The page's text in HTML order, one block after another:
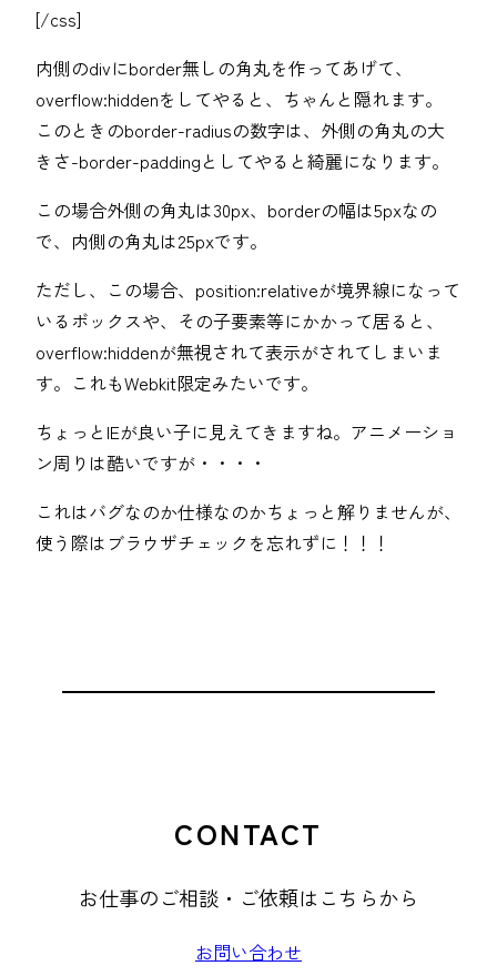
[/css]
内側のdivにborder無しの角丸を作ってあげて、
overflow:hiddenをしてやると、ちゃんと隠れます。
このときのborder-radiusの数字は、外側の角丸の大
きさ-border-paddingとしてやると綺麗になります。
この場合外側の角丸は30px、borderの幅は5pxなの
で、内側の角丸は25pxです。
ただし、この場合、position:relativeが境界線になって
いるボックスや、その子要素等にかかって居ると、
overflow:hiddenが無視されて表示がされてしまいま
す。これもWebkit限定みたいです。
ちょっとIEが良い子に見えてきますね。アニメーショ
ン周りは酷いですが・・・・
これはバグなのか仕様なのかちょっと解りませんが、
使う際はブラウザチェックを忘れずに！！！
CONTACT
お仕事のご相談・ご依頼はこちらから
お問い合わせ